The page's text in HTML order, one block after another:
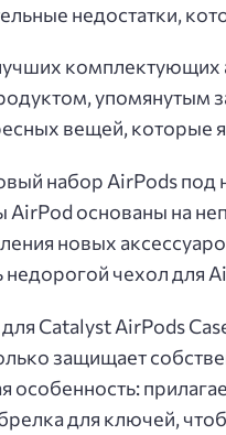
недостатки,
упомянутым
вещей, которые
набор AirPods
AirPod основаны на
новых
недорогой чехол для
Catalyst AirPods
защищает
для ключей,